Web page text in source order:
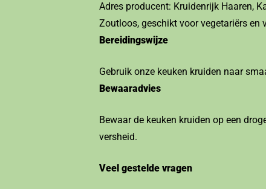
Adres producent: Kruidenrijk Haaren,
Zoutloos, geschikt voor vegetariërs en
Bereidingswijze
Gebruik onze keuken kruiden naar
Bewaaradvies
Bewaar de keuken kruiden op een
versheid.
Veel gestelde vragen